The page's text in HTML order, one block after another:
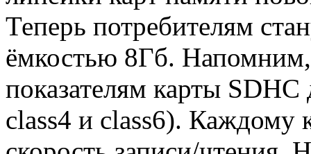
Теперь потребителям
ёмкостью 8Гб.
показателям карты SDHC
class4 и class6). Каждому